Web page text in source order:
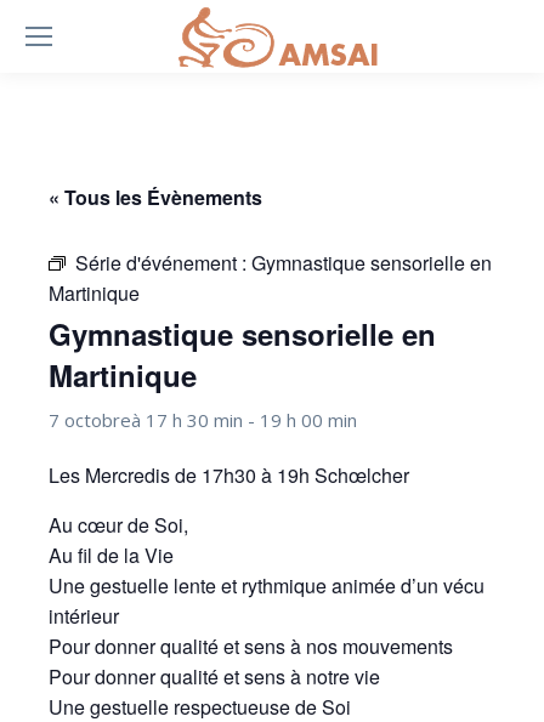
« Tous les Évènements
Série d'événement : Gymnastique sensorielle en
Martinique
Gymnastique sensorielle en
Martinique
7 octobreà 17 h 30 min - 19 h 00 min
Les Mercredis de 17h30 à 19h Schœlcher
Au cœur de Soi,
Au fil de la Vie
Une gestuelle lente et rythmique animée d’un vécu
intérieur
Pour donner qualité et sens à nos mouvements
Pour donner qualité et sens à notre vie
Une gestuelle respectueuse de Soi